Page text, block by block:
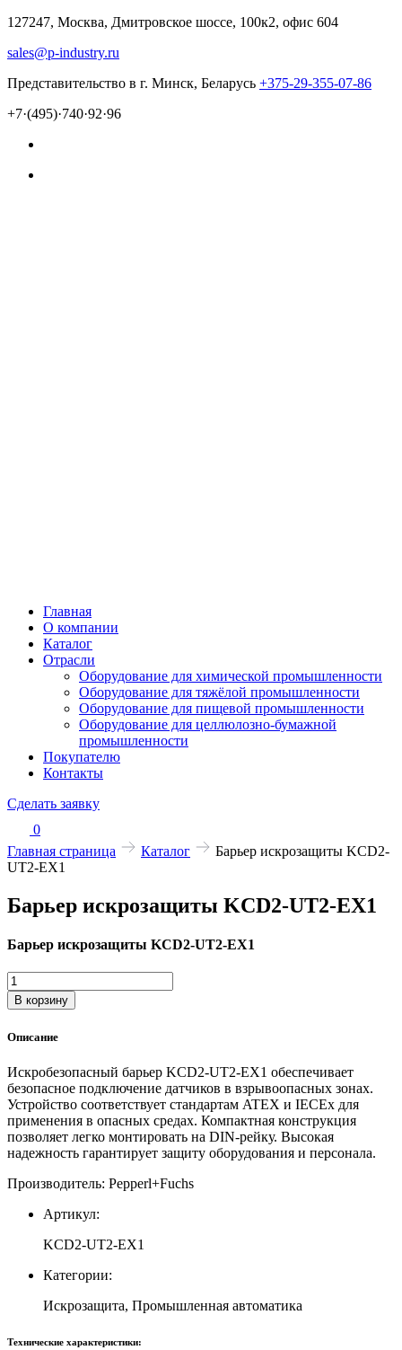
127247, Москва, Дмитровское шоссе, 100к2, офис 604
sales@p-industry.ru
Представительство в г. Минск, Беларусь +375-29-355-07-86
+7·(495)·740·92·96
Главная
О компании
Каталог
Отрасли
Оборудование для химической промышленности
Оборудование для тяжёлой промышленности
Оборудование для пищевой промышленности
Оборудование для целлюлозно-бумажной
промышленности
Покупателю
Контакты
Сделать заявку
0
Главная страница
Каталог
Барьер искрозащиты KCD2-
UT2-EX1
Барьер искрозащиты KCD2-UT2-EX1
Барьер искрозащиты KCD2-UT2-EX1
Количество
товара
Барьер
KCD2-
EX1
В корзину
Описание
Искробезопасный барьер KCD2-UT2-EX1 обеспечивает
безопасное подключение датчиков в взрывоопасных зонах.
Устройство соответствует стандартам ATEX и IECEx для
применения в опасных средах. Компактная конструкция
позволяет легко монтировать на DIN-рейку. Высокая
надежность гарантирует защиту оборудования и персонала.
Производитель: Pepperl+Fuchs
Артикул:
KCD2-UT2-EX1
Категории:
Искрозащита, Промышленная автоматика
Технические характеристики: